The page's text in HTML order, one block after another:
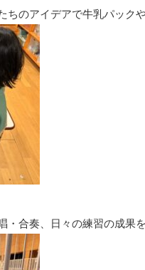
のアイデアで牛乳パック
合奏、日々の練習の成果